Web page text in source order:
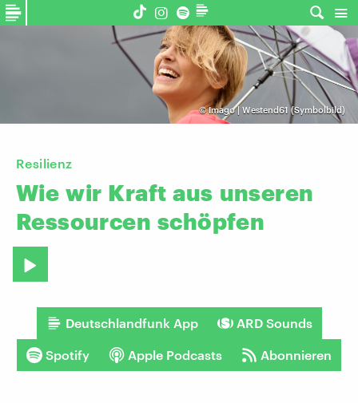
©Imago | Westend61 (Symbolbild)
Resilienz
Wie wir Kraft aus unseren
Ressourcen schöpfen
Deutschlandfunk App ARD Sounds
Spotify Apple Podcasts Abonnieren